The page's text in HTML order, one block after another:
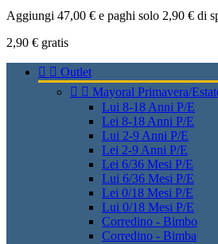
Aggiungi 47,00 € e paghi solo 2,90 € di
2,90 € gratis
  Outlet
  Mayoral Primavera/
Lui 8-18 Anni P/E
Lei 8-18 Anni P/E
Lui 2-9 Anni P/E
Lei 2-9 Anni P/E
Lei 6/36 Mesi P/E
Lui 6/36 Mesi P/E
Lei 0/18 Mesi P/E
Lui 0/18 Mesi P/E
Corredino - Bimbo
Corredino - Bimba